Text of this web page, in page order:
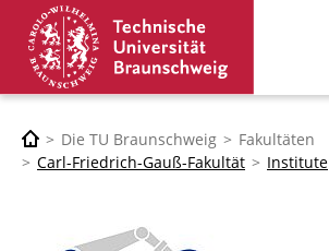
Die TU Braunschweig
Fakultäten
Carl-Friedrich-Gauß-Fakultät
Institute